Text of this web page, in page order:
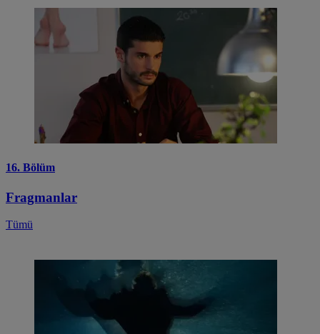
16. Bölüm
Fragmanlar
Tümü